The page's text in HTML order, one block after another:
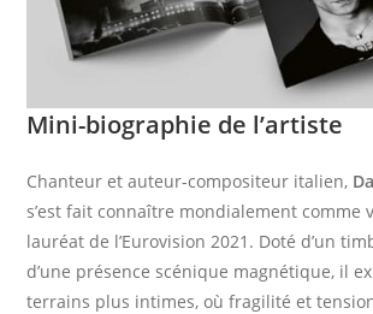
Mini-biographie de l’artiste
Chanteur et auteur-compositeur italien,
s’est fait connaître mondialement comme
lauréat de l’Eurovision 2021. Doté d’un
d’une présence scénique magnétique, il
terrains plus intimes, où fragilité et